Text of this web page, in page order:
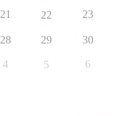
21 22 23
28 29 30
4 5 6